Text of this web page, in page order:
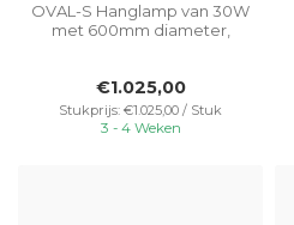
OVAL-S Hanglamp van 30W
met 600mm diameter,
€1.025,00
Stukprijs: €1.025,00 / Stuk
3 - 4 Weken